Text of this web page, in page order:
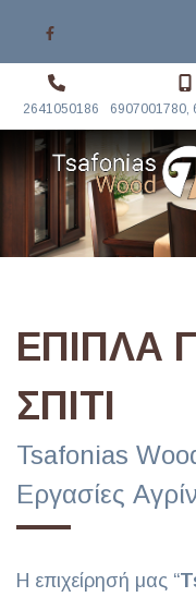
2641050186 6907001780,
ΕΠΙΠΛΑ
ΣΠΙΤΙ
Tsafonias
Εργασίες
Η επιχείρησή μας “